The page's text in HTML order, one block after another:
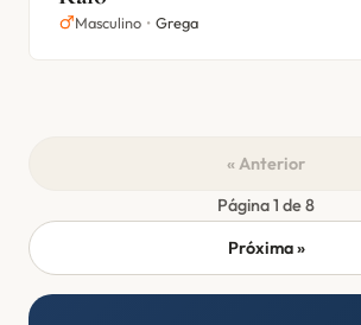
Masculino • Grega
« Anterior
Página 1 de 8
Próxima »